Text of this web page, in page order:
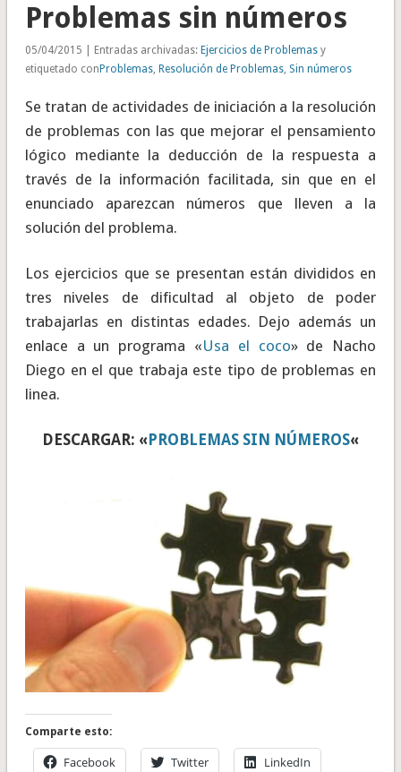
Problemas sin números
05/04/2015 | Entradas archivadas: Ejercicios de Problemasy
etiquetado con Problemas, Resolución de Problemas, Sin números
Se tratan de actividades de iniciación a la resolución
de problemas con las que mejorar el pensamiento
lógico mediante la deducción de la respuesta a
través de la información facilitada, sin que en el
enunciado aparezcan números que lleven a la
solución del problema.
Los ejercicios que se presentan están divididos en
tres niveles de dificultad al objeto de poder
trabajarlas en distintas edades. Dejo además un
enlace a un programa «Usa el coco» de Nacho
Diego en el que trabaja este tipo de problemas en
linea.
DESCARGAR: « PROBLEMAS SIN NÚMEROS«
Comparte esto:
Facebook Twitter LinkedIn